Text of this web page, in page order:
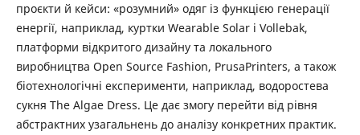
проєкти й кейси: «розумний» одяг із функцією генерації
енергії, наприклад, куртки Wearable Solar і Vollebak,
платформи відкритого дизайну та локального
виробництва Open Source Fashion, PrusaPrinters, а також
біотехнологічні експерименти, наприклад, водоростева
сукня The Algae Dress. Це дає змогу перейти від рівня
абстрактних узагальнень до аналізу конкретних практик.